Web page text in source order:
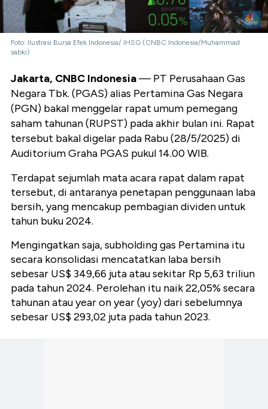
Foto: Ilustrasi Bursa Efek Indonesia/ IHSG (CNBC Indonesia/Muhammad
sabki)
Jakarta, CNBC Indonesia— PT Perusahaan Gas
Negara Tbk. (PGAS) alias Pertamina Gas Negara
(PGN) bakal menggelar rapat umum pemegang
saham tahunan (RUPST) pada akhir bulan ini. Rapat
tersebut bakal digelar pada Rabu (28/5/2025) di
Auditorium Graha PGAS pukul 14.00 WIB.
Terdapat sejumlah mata acara rapat dalam rapat
tersebut, di antaranya penetapan penggunaan laba
bersih, yang mencakup pembagian dividen untuk
tahun buku 2024.
Mengingatkan saja, subholding gas Pertamina itu
secara konsolidasi mencatatkan laba bersih
sebesar US$ 349,66 juta atau sekitar Rp 5,63 triliun
pada tahun 2024. Perolehan itu naik 22,05% secara
tahunan atau year on year (yoy) dari sebelumnya
sebesar US$ 293,02 juta pada tahun 2023.